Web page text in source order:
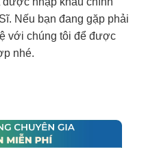
Nếu bạn đang gặp phải
với chúng tôi để được
nhé.